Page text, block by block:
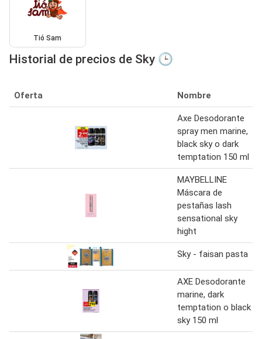
Tió Sam
Historial de precios de Sky 🕒
Oferta Nombre
Axe Desodorante
spray men marine,
black sky o dark
temptation 150 ml
MAYBELLINE
Máscara de
pestañas lash
sensational sky
hight
Sky - faisan pasta
AXE Desodorante
marine, dark
temptation o black
sky 150 ml